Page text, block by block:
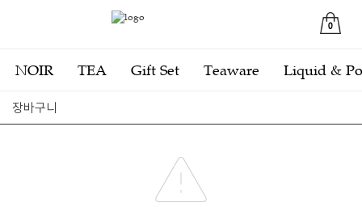
0
NOIR TEA Gift Set Teaware Liquid &
장바구니